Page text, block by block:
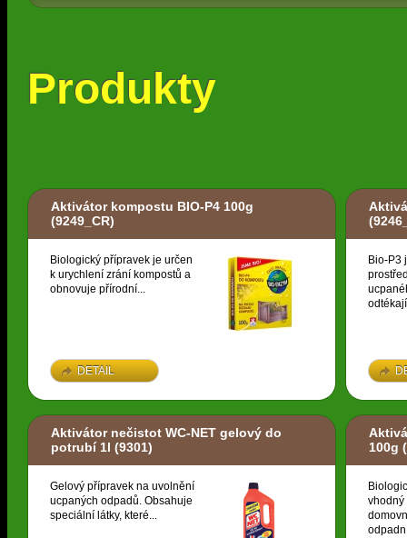
Produkty
Aktivátor kompostu BIO-P4 100g
(9249_CR)
Biologický přípravek je určen
k urychlení zrání kompostů a
obnovuje přírodní...
DETAIL
Bio-P3
Aktivátor nečistot WC-NET gelový do
potrubí 1l (9301)
Gelový přípravek na uvolnění
ucpaných odpadů. Obsahuje
speciální látky, které...
100g
vhodný